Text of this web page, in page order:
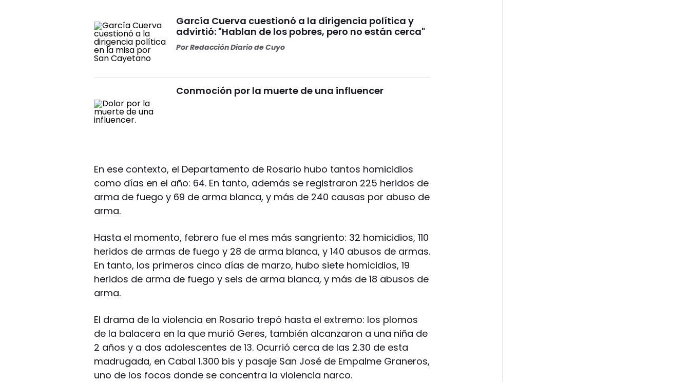
García Cuerva cuestionó a la dirigencia política y
advirtió: "Hablan de los pobres, pero no están cerca"
PorRedacción Diario de Cuyo
Conmoción por la muerte de una influencer
En ese contexto, el Departamento de Rosario hubo tantos homicidios
como días en el año: 64. En tanto, además se registraron 225 heridos de
arma de fuego y 69 de arma blanca, y más de 240 causas por abuso de
arma.
Hasta el momento, febrero fue el mes más sangriento: 32 homicidios, 110
heridos de armas de fuego y 28 de arma blanca, y 140 abusos de armas.
En tanto, los primeros cinco días de marzo, hubo siete homicidios, 19
heridos de arma de fuego y seis de arma blanca, y más de 18 abusos de
arma.
El drama de la violencia en Rosario trepó hasta el extremo: los plomos
de la balacera en la que murió Geres, también alcanzaron a una niña de
2 años y a dos adolescentes de 13. Ocurrió cerca de las 2.30 de esta
madrugada, en Cabal 1.300 bis y pasaje San José de Empalme Graneros,
uno de los focos donde se concentra la violencia narco.